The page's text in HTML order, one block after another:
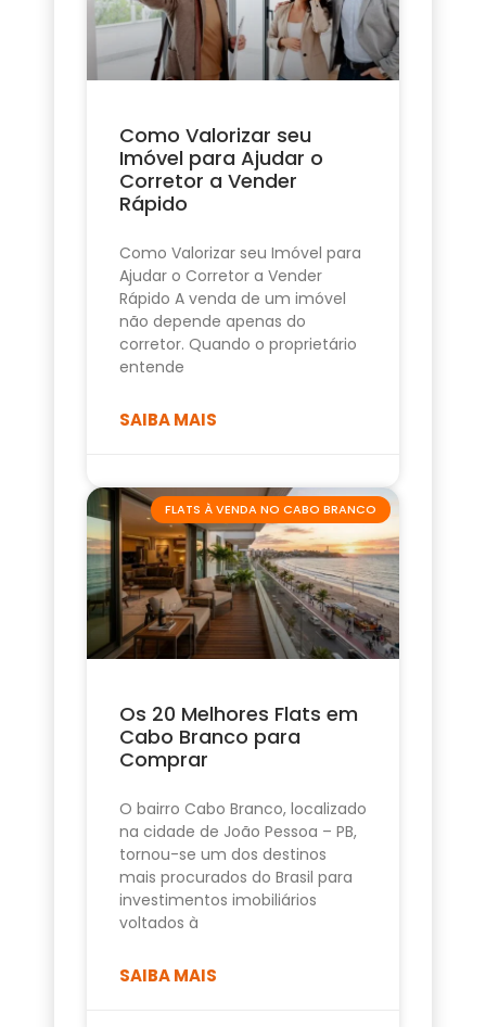
Como Valorizar seu
Imóvel para Ajudar o
Corretor a Vender
Rápido
Como Valorizar seu Imóvel para
Ajudar o Corretor a Vender
Rápido A venda de um imóvel
não depende apenas do
corretor. Quando o proprietário
entende
SAIBA MAIS
FLATS À VENDA NO CABO BRANCO
Os 20 Melhores Flats em
Cabo Branco para
Comprar
O bairro Cabo Branco, localizado
na cidade de João Pessoa – PB,
tornou-se um dos destinos
mais procurados do Brasil para
investimentos imobiliários
voltados à
SAIBA MAIS